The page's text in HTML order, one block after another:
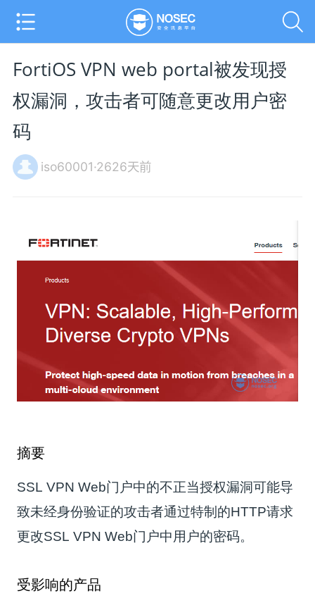
FortiOS VPN web portal被发现授
权漏洞，攻击者可随意更改用户密
码
iso60001·2626天前
摘要
SSL VPN Web门户中的不正当授权漏洞可能导
致未经身份验证的攻击者通过特制的HTTP请求
更改SSL VPN Web门户中用户的密码。
受影响的产品